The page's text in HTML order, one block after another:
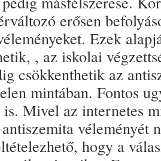
erősen
Ezek
, az iskolai
csökkenthetik az
mintában. Fontos
Mivel az internetes
véleményét
hogy a